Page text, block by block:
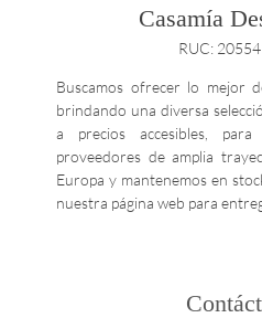
Casamía
RUC:
Buscamos ofrecer lo mejor
brindando una diversa
a precios accesibles,
proveedores de amplia
Europa y mantenemos en
nuestra página web para